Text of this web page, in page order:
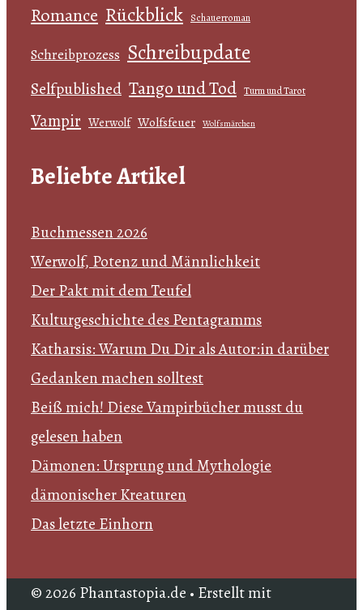
Romance Rückblick Schauerroman
Schreibprozess Schreibupdate
Selfpublished Tango und Tod Turm und Tarot
Vampir Werwolf Wolfsfeuer Wolfsmärchen
Beliebte Artikel
Buchmessen 2026
Werwolf, Potenz und Männlichkeit
Der Pakt mit dem Teufel
Kulturgeschichte des Pentagramms
Katharsis: Warum Du Dir als Autor:in darüber
Gedanken machen solltest
Beiß mich! Diese Vampirbücher musst du
gelesen haben
Dämonen: Ursprung und Mythologie
dämonischer Kreaturen
Das letzte Einhorn
© 2026 Phantastopia.de • Erstellt mit